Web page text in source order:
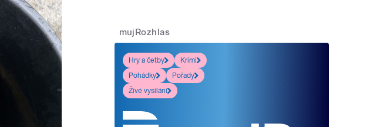
mujRozhlas
Hry a četby
Krimi
Pohádky
Pořady
Živé vysílání